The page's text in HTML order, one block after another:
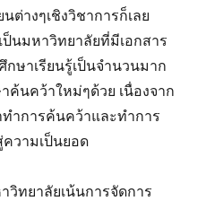
ต่างๆเชิงวิชาการก็เลย
นมหาวิทยาลัยที่มีเอกสาร
ษาเรียนรู้เป็นจำนวนมาก
ค้นคว้าใหม่ๆด้วย เนื่องจาก
ทำการค้นคว้าและทำการ
วามเป็นยอด
วิทยาลัยเน้นการจัดการ